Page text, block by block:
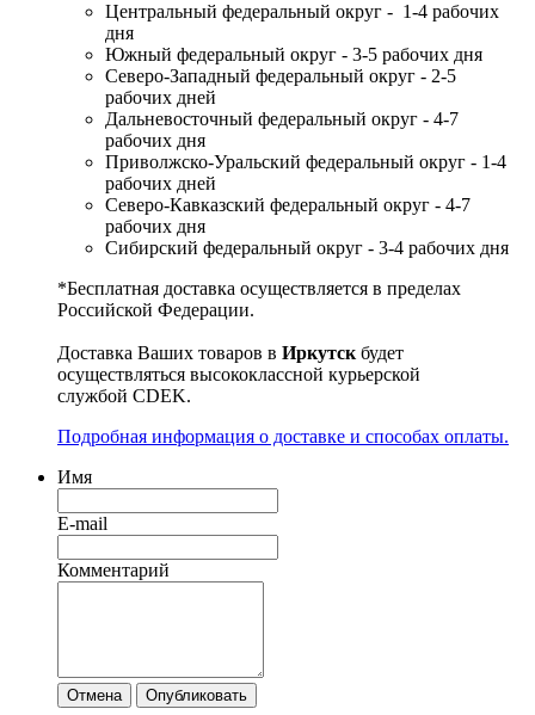
Центральный федеральный округ - 1-4 рабочих
дня
Южный федеральный округ - 3-5 рабочих дня
Северо-Западный федеральный округ - 2-5
рабочих дней
Дальневосточный федеральный округ - 4-7
рабочих дня
Приволжско-Уральский федеральный округ - 1-4
рабочих дней
Северо-Кавказский федеральный округ - 4-7
рабочих дня
Сибирский федеральный округ - 3-4 рабочих дня
*Бесплатная доставка осуществляется в пределах
Российской Федерации.
Доставка Ваших товаров в Иркутскбудет
осуществляться высококлассной курьерской
службой CDEK.
Подробная информация о доставке и способах оплаты.
Имя
E-mail
Комментарий
Отмена Опубликовать